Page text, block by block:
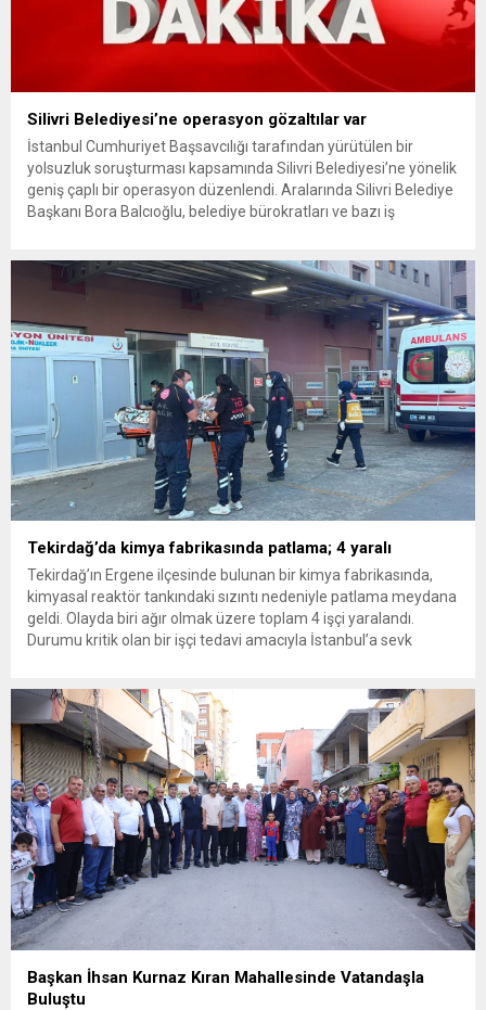
Silivri Belediyesi’ne operasyon gözaltılar var
İstanbul Cumhuriyet Başsavcılığı tarafından yürütülen bir
yolsuzluk soruşturması kapsamında Silivri Belediyesi’ne yönelik
geniş çaplı bir operasyon düzenlendi. Aralarında Silivri Belediye
Başkanı Bora Balcıoğlu, belediye bürokratları ve bazı iş
inceleme ve arama çalışmaları devam ediyor. İstanbul’da...
Tekirdağ’da kimya fabrikasında patlama; 4 yaralı
Tekirdağ’ın Ergene ilçesinde bulunan bir kimya fabrikasında,
kimyasal reaktör tankındaki sızıntı nedeniyle patlama meydana
geldi. Olayda biri ağır olmak üzere toplam 4 işçi yaralandı.
Durumu kritik olan bir işçi tedavi amacıyla İstanbul’a sevk
ilçesine...
Başkan İhsan Kurnaz Kıran Mahallesinde Vatandaşla
Buluştu